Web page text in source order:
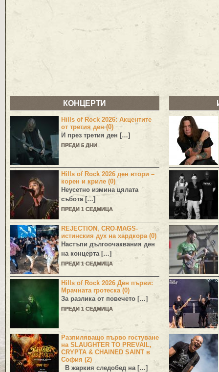
КОНЦЕРТИ
Hills of Rock 2026: Акцентите
от третия ден (0)
И през третия ден […]
ПРЕДИ 5 ДНИ
Hills of Rock 2026 ден втори –
корен и криле (0)
Неусетно измина цялата
събота […]
ПРЕДИ 1 СЕДМИЦА
REJECTION, CRO-MAGS-
истинския дух на хардкора (0)
Настъпи дългоочаквания ден
на концерта […]
ПРЕДИ 1 СЕДМИЦА
Hills of Rock 2026 Ден първи:
Мрачната гротеска (0)
За разлика от повечето […]
ПРЕДИ 1 СЕДМИЦА
Разпиляващо първо гостуване
на SLAUGHTER TO PREVAIL,
CRYPTA & CHAINED SAINT в
София (2)
В жаркия следобед на […]